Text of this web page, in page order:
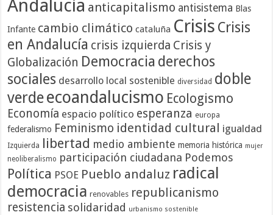
Andalucía anticapitalismo antisistema Blas
Infante cambio climático cataluña Crisis Crisis
en Andalucía crisis izquierda Crisis y
Globalización Democracia derechos
sociales desarrollo local sostenible diversidad doble
verdeecoandalucismo Ecologismo
Economía espacio político esperanza europa
federalismo Feminismo identidad cultural igualdad
Izquierda libertad medio ambiente memoria histórica mujer
neoliberalismo participación ciudadana Podemos
Política PSOE Pueblo andaluz radical
democracia renovables republicanismo
resistencia solidaridad urbanismo sostenible